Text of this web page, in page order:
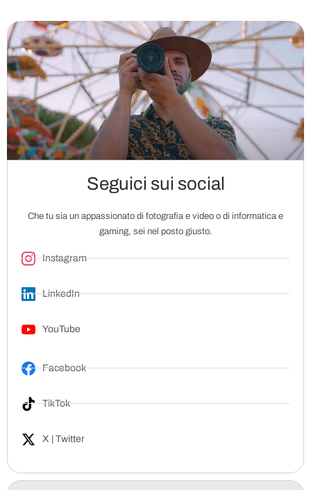
Seguici sui social
Che tu sia un appassionato di fotografia e video o di informatica e
gaming, sei nel posto giusto.
Instagram
LinkedIn
YouTube
Facebook
TikTok
X | Twitter